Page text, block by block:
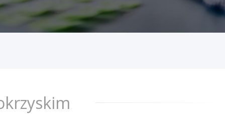
Franczyzobiorczyni Agencji
Marketingowej
pozyskiwanie i kompleksowa obsługa